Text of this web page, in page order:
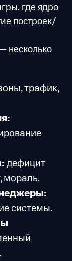
где ядро
построек/
несколько
трафик,
дефицит
мораль.
системы.